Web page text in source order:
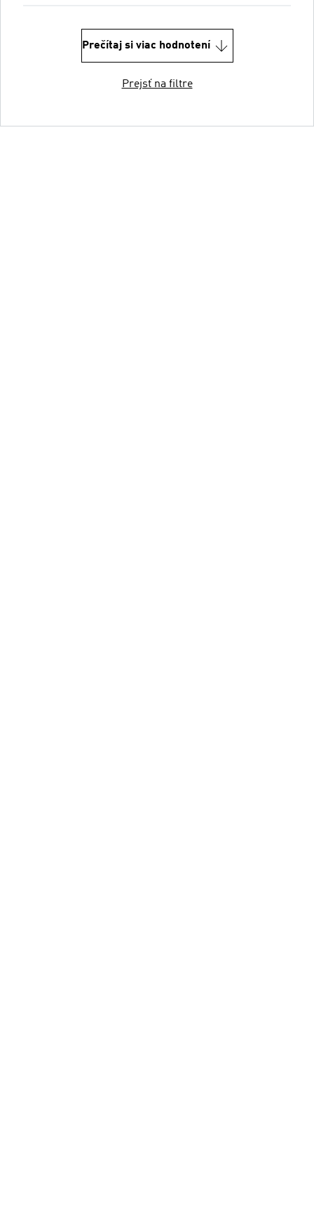
Prečítaj si viac hodnotení
Prejsť na filtre